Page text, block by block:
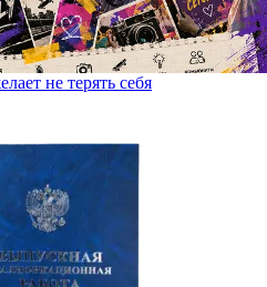
не терять себя